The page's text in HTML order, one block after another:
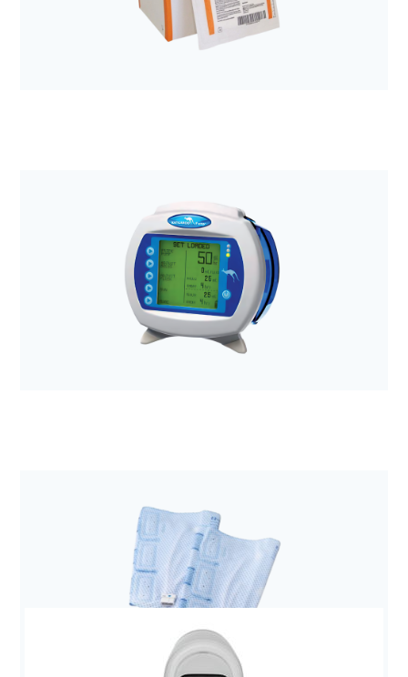
Anestezjologia i aparatura medyczna
Opatrunek Excilon AMD 10,2x10,2cm + gazik
Anestezjologia i aparatura medyczna
Pompa Kangaroo Joey